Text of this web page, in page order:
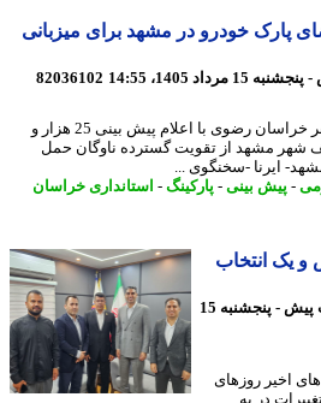
فضای پارک خودرو در مشهد برای میزبانی
82036102
سخنگوی ستاد دهه پایانی ماه صفر خراسان رضوی با اعلام پیش بینی 25 هزار و
مشهد از تقویت گسترده ناوگان حمل
-سخنگوی ...
پیش بینی -پارکینگ-استانداری خراسان
انتخاب
31 ساعت پیش - پنجشنبه 15
روزهای
در به